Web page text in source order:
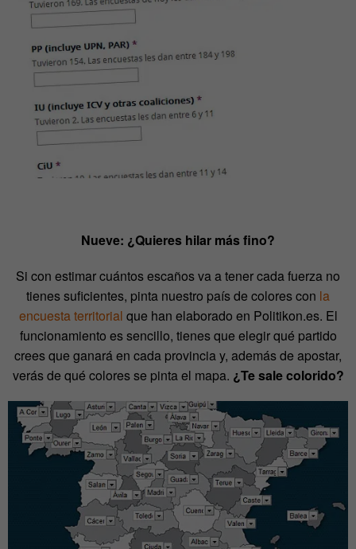
Nueve: ¿Quieres hilar más fino?
Si con estimar cuántos escaños va a tener cada fuerza no
tienes suficientes, pinta nuestro país de colores con la
encuesta territorial que han elaborado en Politikon.es. El
funcionamiento es sencillo, tienes que elegir qué partido
crees que ganará en cada provincia y, además de apostar,
verás de qué colores se pinta el mapa. ¿Te sale colorido?